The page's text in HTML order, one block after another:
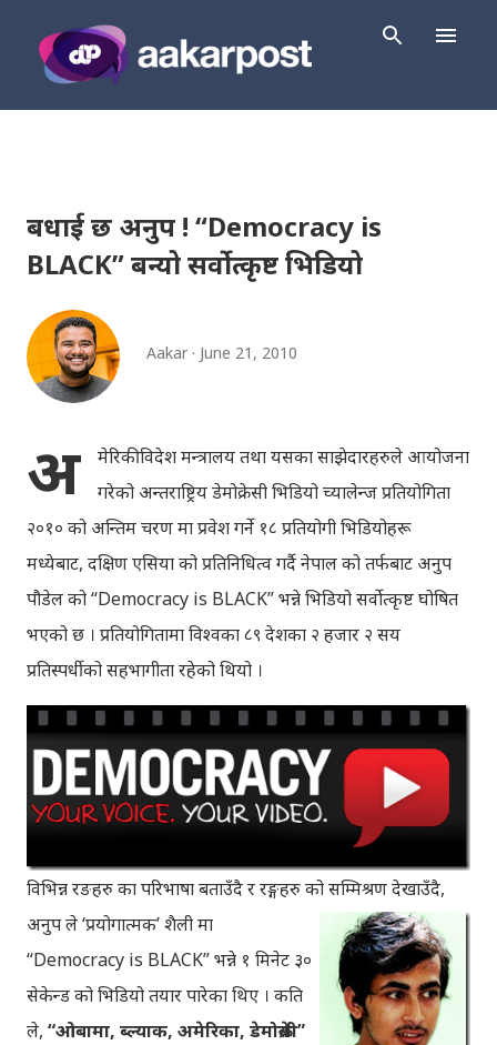
बधाई छ अनुप ! “Democracy is
BLACK” बन्यो सर्वोत्कृष्ट भिडियो
Aakar June 21, 2010
अ
मेरिकी विदेश मन्त्रालय तथा यसका साझेदारहरुले आयोजना
गरेको अन्तराष्ट्रिय डेमोक्रेसी भिडियो च्यालेन्ज प्रतियोगिता
२०१० को अन्तिम चरण मा प्रवेश गर्ने १८ प्रतियोगी भिडियोहरू
मध्येबाट, दक्षिण एसिया को प्रतिनिधित्व गर्दै नेपाल को तर्फबाट अनुप
पौडेल को “Democracy is BLACK” भन्ने भिडियो सर्वोत्कृष्ट घोषित
भएको छ । प्रतियोगितामा विश्वका ८९ देशका २ हजार २ सय
प्रतिस्पर्धीको सहभागीता रहेको थियो ।
विभिन्न रङहरु का परिभाषा बताउँदै र रङ्गहरु को सम्मिश्रण देखाउँदै,
अनुप ले ‘प्रयोगात्मक’ शैली मा
“Democracy is BLACK” भन्ने १ मिनेट ३०
सेकेन्ड को भिडियो तयार पारेका थिए । कति
ले, “ओबामा, ब्ल्याक, अमेरिका, डेमोक्रेसी”